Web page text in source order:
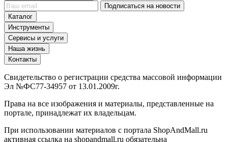
Подписаться на новости
Каталог
Инструменты
Сервисы и услуги
Наша жизнь
Контакты
Свидетельство о регистрации средства массовой информации
Эл №ФС77-34957 от 13.01.2009г.
Права на все изображения и материалы, представленные на
портале, принадлежат их владельцам.
При использовании материалов с портала ShopAndMall.ru
активная ссылка на shopandmall.ru обязательна